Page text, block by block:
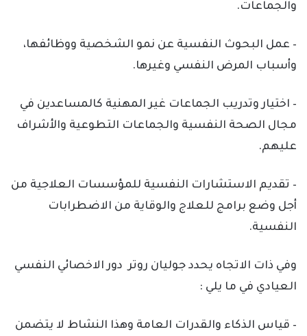
والجماعات.
– عمل البحوث النفسية عن نمو الشخصية ووظائفها،
وأسباب المرض النفسي وغيرها.
– اختيار وتدريب الجماعات غير المهنية كالمساعدين في
مجال الصحة النفسية والجماعات التطوعية والأشراف
عليهم.
– تقديم الاستشارات النفسية للمؤسسات العلاجية من
أجل وضع برامج للعلاج والوقاية من الاضطرابات
النفسية.
وفي ذات الاتجاه يحدد جوليان روتر دور الاخصائي النفسي
العيادي في ما يلي :
– قياس الذكاء والقدرات العامة وهذا النشاط لا يتضمن